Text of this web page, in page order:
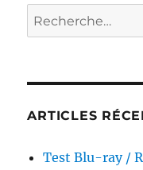
Recherche
pour :
ARTICLES
Test Blu-ray /